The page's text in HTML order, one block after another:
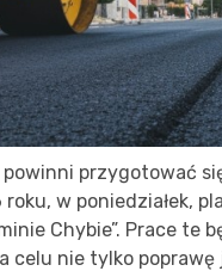
przygotować
w poniedziałek,
Chybie”. Prace te
nie tylko